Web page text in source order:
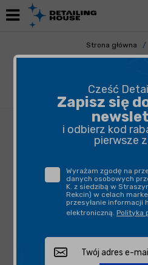
Strona główna
Pozostałe
Marolex Industry
opryskiwacz
Cześć
Zapisz się
i odbierz kod
pierwsze
Wyrażam zgodę na
danych osobowych
K. z siedzibą w
Rekcin) w celach
przesyłanie informacji
elektroniczną. Polityka